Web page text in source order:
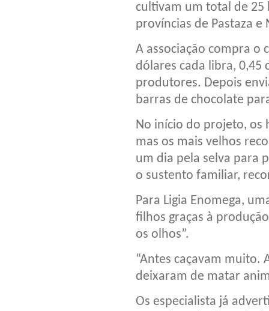
cultivam um total de 25
províncias de Pastaza e
A associação compra o
dólares cada libra, 0,45
produtores. Depois
barras de chocolate
No início do projeto, os
mas os mais velhos
um dia pela selva para
o sustento familiar,
Para Ligia Enomega,
filhos graças à
os olhos”.
“Antes caçavam
deixaram de matar
Os especialista já